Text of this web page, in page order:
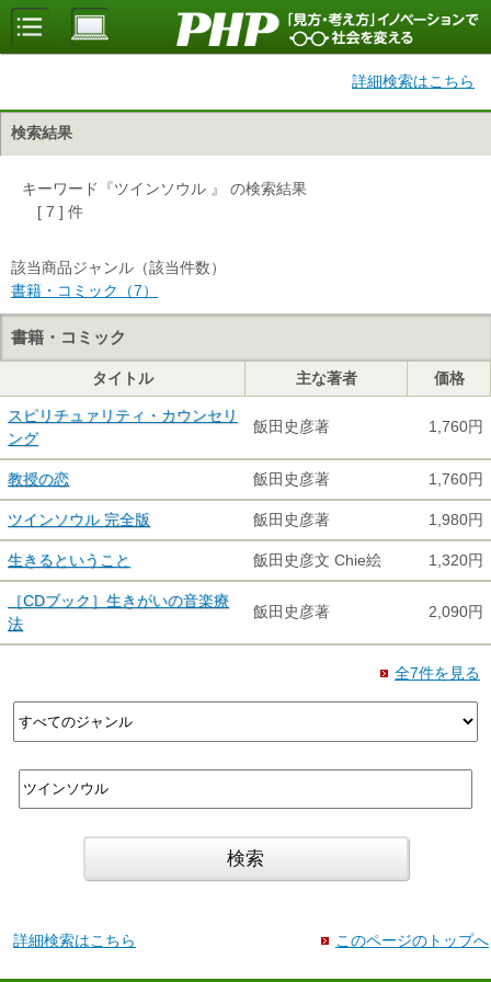
詳細検索はこちら
検索結果
キーワード『ツインソウル 』 の検索結果
[ 7 ] 件
該当商品ジャンル（該当件数）
書籍・コミック（7）
書籍・コミック
タイトル 主な著者 価格
スピリチュァリティ・カウンセリ
ング
飯田史彦著 1,760円
教授の恋 飯田史彦著 1,760円
ツインソウル 完全版 飯田史彦著 1,980円
生きるということ 飯田史彦文 Chie絵 1,320円
［CDブック］生きがいの音楽療
法
飯田史彦著 2,090円
全7件を見る
詳細検索はこちら このページのトップへ